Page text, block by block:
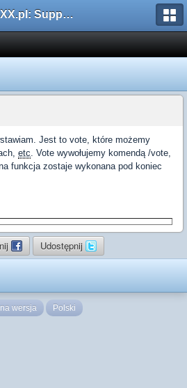
AMXX.pl: Support AMX Mod X i SourceMod
Jest to vote, które możemy
etc. Vote wywołujemy komendą /vote,
funkcja zostaje wykonana pod koniec
Udostępnij
wersja Polski